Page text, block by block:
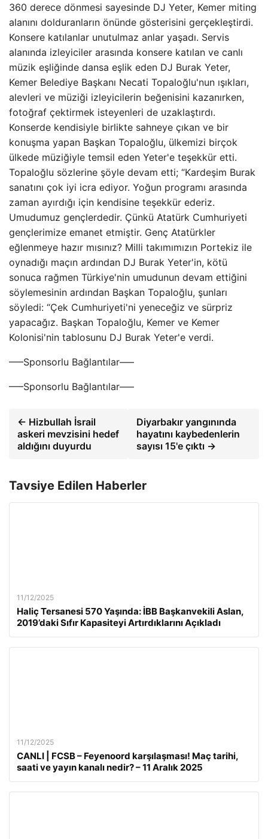
360 derece dönmesi sayesinde DJ Yeter, Kemer miting
alanını dolduranların önünde gösterisini gerçekleştirdi.
Konsere katılanlar unutulmaz anlar yaşadı. Servis
alanında izleyiciler arasında konsere katılan ve canlı
müzik eşliğinde dansa eşlik eden DJ Burak Yeter,
Kemer Belediye Başkanı Necati Topaloğlu'nun ışıkları,
alevleri ve müziği izleyicilerin beğenisini kazanırken,
fotoğraf çektirmek isteyenleri de uzaklaştırdı.
Konserde kendisiyle birlikte sahneye çıkan ve bir
konuşma yapan Başkan Topaloğlu, ülkemizi birçok
ülkede müziğiyle temsil eden Yeter'e teşekkür etti.
Topaloğlu sözlerine şöyle devam etti; “Kardeşim Burak
sanatını çok iyi icra ediyor. Yoğun programı arasında
zaman ayırdığı için kendisine teşekkür ederiz.
Umudumuz gençlerdedir. Çünkü Atatürk Cumhuriyeti
gençlerimize emanet etmiştir. Genç Atatürkler
eğlenmeye hazır mısınız? Milli takımımızın Portekiz ile
oynadığı maçın ardından DJ Burak Yeter'in, kötü
sonuca rağmen Türkiye'nin umudunun devam ettiğini
söylemesinin ardından Başkan Topaloğlu, şunları
söyledi: “Çek Cumhuriyeti'ni yeneceğiz ve sürpriz
yapacağız. Başkan Topaloğlu, Kemer ve Kemer
Kolonisi'nin tablosunu DJ Burak Yeter'e verdi.
—–Sponsorlu Bağlantılar—–
—–Sponsorlu Bağlantılar—–
← Hizbullah İsrail
askeri mevzisini hedef
aldığını duyurdu
Diyarbakır yangınında
hayatını kaybedenlerin
sayısı 15'e çıktı →
Tavsiye Edilen Haberler
11/12/2025
Haliç Tersanesi 570 Yaşında: İBB Başkanvekili Aslan,
2019’daki Sıfır Kapasiteyi Artırdıklarını Açıkladı
11/12/2025
CANLI | FCSB – Feyenoord karşılaşması! Maç tarihi,
saati ve yayın kanalı nedir? – 11 Aralık 2025